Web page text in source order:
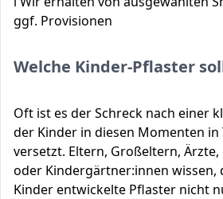
ggf. Provisionen
Welche Kinder-Pflaster
Oft ist es der Schreck nach einer
der Kinder in diesen Momenten in
versetzt. Eltern, Großeltern,
oder Kindergärtner:innen wissen,
Kinder entwickelte Pflaster nicht